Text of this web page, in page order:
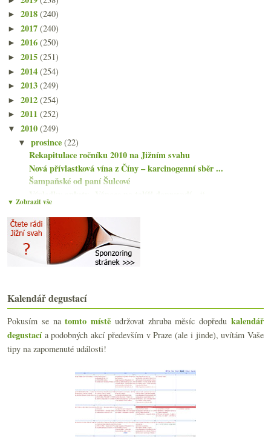
► 2018 (240)
► 2017 (240)
► 2016 (250)
► 2015 (251)
► 2014 (254)
► 2013 (249)
► 2012 (254)
► 2011 (252)
▼ 2010 (249)
▼prosince(22)
Rekapitulace ročníku 2010 na Jižním svahu
Nová přívlastková vína z Číny – karcinogenní sběr ...
Šampaňské od paní Šulcové
Výsledky ankety „Vánoce na talíři doprovodí…“
Vánoční těkání s rybízákem, pivem a voskem
Vinná videa - Klára Kollárová, korkové promo
3x bio(dynamické) víno ze Sparu – a s pandou!
PF 2011 z Jižního svahu
Výsledky ankety „Když velké vinařství s produkcí i...
Vánice s ročníkovým šampaňským a Talbotem
Boření vinných mýtů
Dva báječné pinoty – Maďarsko vs. Burgundsko
Mladá Grébovka, klaret a Neronet ze salónu
Biodynamický film a retro i moderní vinná videa
Autentická fotozpráva o vinařsko-kulinářské návště...
Výsledky ankety „Doma připravuji kávu...“
Před dubem za dubem nikdo nesmí stát
Čínské Bordeaux, podvodné burčáky, templáři vs. SZ...
Biomenu – čtyři šéfkuchaři a čtyři farmy
▼ Zobrazit vše
Kalendář degustací
Pokusím se natomto místě udržovat zhruba měsíc dopředukalendář
degustacía podobných akcí především v Praze (ale i jinde), uvítám Vaše
tipy na zapomenuté události!